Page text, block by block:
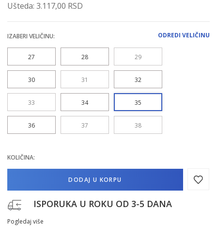
Ušteda: 3.117,00 RSD
ODREDI VELIČINU
IZABERI VELIČINU:
27 28 29
30 31 32
33 34 35
36 37 38
KOLIČINA:
DODAJ U KORPU
ISPORUKA U ROKU OD 3-5 DANA
Pogledaj više